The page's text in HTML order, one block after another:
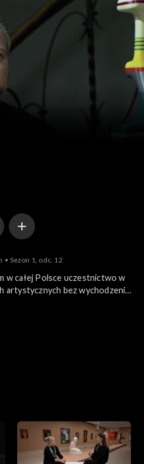
Sezon 1, odc. 12
w całej Polsce uczestnictwo w
artystycznych bez wychodzenia
Kubalą, widzowie mogą